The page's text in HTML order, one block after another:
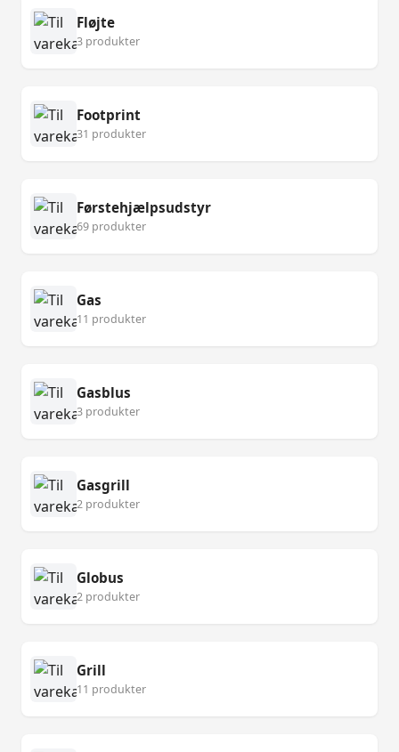
Fløjte
3 produkter
Footprint
31 produkter
Førstehjælpsudstyr
69 produkter
Gas
11 produkter
Gasblus
3 produkter
Gasgrill
2 produkter
Globus
2 produkter
Grill
11 produkter